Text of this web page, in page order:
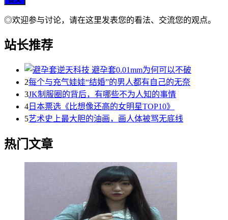
◎欢迎参与讨论，请在这里发表您的看法、交流您的观点。
站长推荐
2每个与充气娃娃“结婚”的男人都有自己的无奈
3JK制服圈的背后，有哪些不为人知的事情
4 日本票选《比想像还高的女明星TOP10》
5艺术史上最大胆的油画，画人体被骂无底线
热门文章